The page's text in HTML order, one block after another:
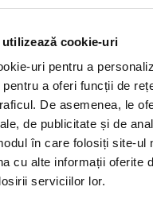
cookie-uri
uri pentru a
pentru a oferi funcții de
De asemenea, le
de publicitate și de
în care folosiți site-ul
cu alte informații oferite
serviciilor lor.
analizelor
genetice
2023
cu anul 2013, Synevovet
testele genetice pentru
si lungime a blanii si